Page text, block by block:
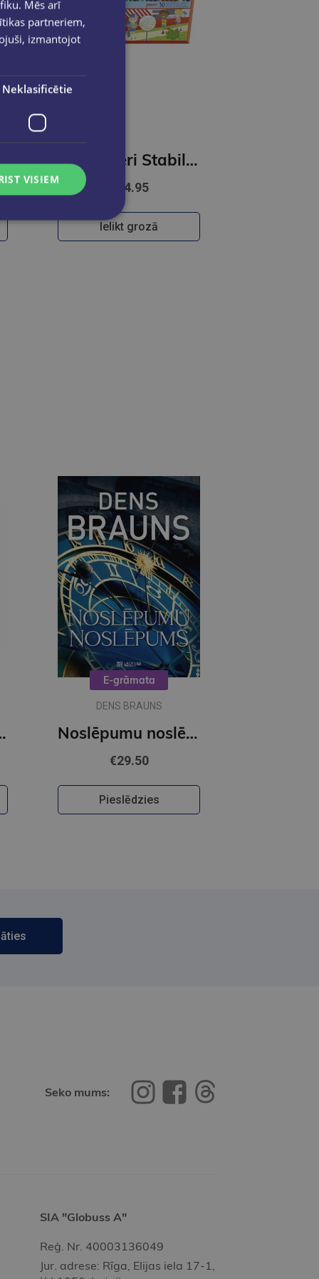
30gab. Flomasteri Stabilo POWER | 30 krāsas
€14.95
Ielikt grozā
- Citroni
E-grāmata
DENS BRAUNS
Noslēpumu noslēpums (e-grāmata)
€29.50
Pieslēdzies
Seko mums:
SIA "Globuss A"
Reģ. Nr. 40003136049
Jur. adrese: Rīga, Elijas iela 17-1,
Mēs arī
partneriem,
izmantojot
Neklasificētie
VISIEM